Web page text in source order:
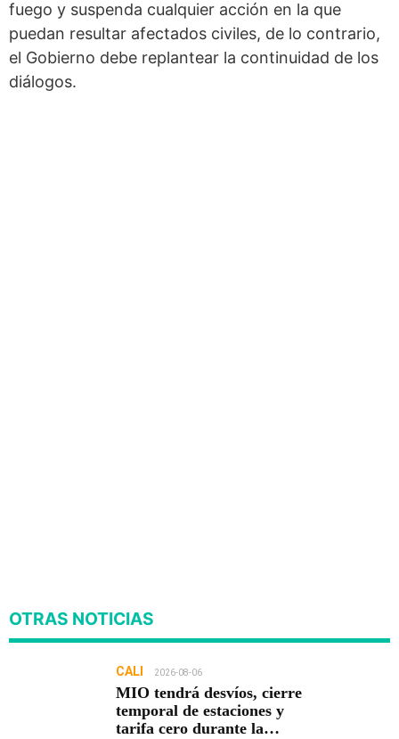
fuego y suspenda cualquier acción en la que
puedan resultar afectados civiles, de lo contrario,
el Gobierno debe replantear la continuidad de los
diálogos.
OTRAS NOTICIAS
CALI 2026-08-06
MIO tendrá desvíos, cierre
temporal de estaciones y
tarifa cero durante la